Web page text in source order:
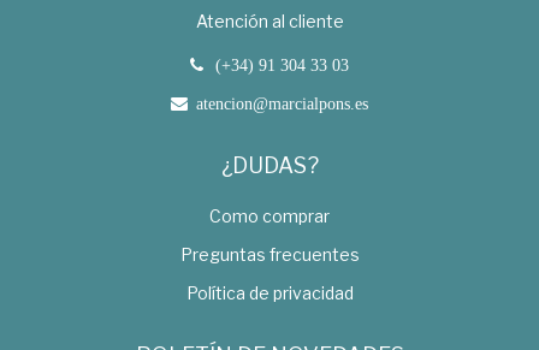
Atención al cliente
(+34) 91 304 33 03
atencion@marcialpons.es
¿DUDAS?
Como comprar
Preguntas frecuentes
Política de privacidad